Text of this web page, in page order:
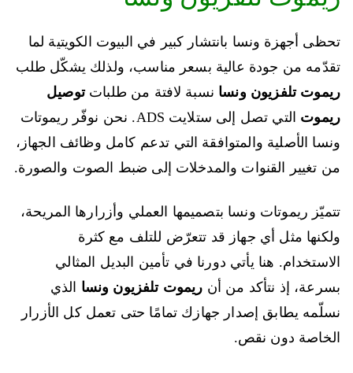
تحظى أجهزة ونسا بانتشار كبير في البيوت الكويتية لما
تقدّمه من جودة عالية بسعر مناسب، ولذلك يشكّل طلب
ريموت تلفزيون ونسا نسبة لافتة من طلباتتوصيل
ريموت
التي تصل إلى ستلايت ADS. نحن نوفّر ريموتات
ونسا الأصلية والمتوافقة التي تدعم كامل وظائف الجهاز،
من تغيير القنوات والمدخلات إلى ضبط الصوت والصورة.
تتميّز ريموتات ونسا بتصميمها العملي وأزرارها المريحة،
ولكنها مثل أي جهاز قد تتعرّض للتلف مع كثرة
الاستخدام. هنا يأتي دورنا في تأمين البديل المثالي
بسرعة، إذ نتأكد من أن ريموت تلفزيون ونسا الذي
نسلّمه يطابق إصدار جهازك تمامًا حتى تعمل كل الأزرار
الخاصة دون نقص.